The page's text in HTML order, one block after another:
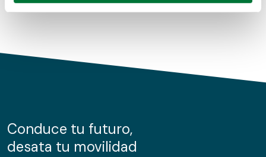
Obtenga más información sobre cómo se procesan sus
de cookies.
información sobre el uso que haga del sitio web con
nuestros partners de redes sociales, publicidad y análisis
Conduce tu futuro,
desata tu movilidad